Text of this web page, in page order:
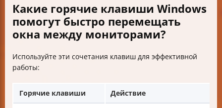
Какие горячие клавиши Windows
помогут быстро перемещать
окна между мониторами?
Используйте эти сочетания клавиш для эффективной
работы:
Горячие клавиши Действие